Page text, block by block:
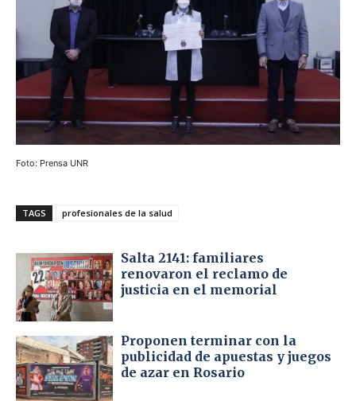
Foto: Prensa UNR
TAGS profesionales de la salud
Salta 2141: familiares
renovaron el reclamo de
justicia en el memorial
Proponen terminar con la
publicidad de apuestas y juegos
de azar en Rosario